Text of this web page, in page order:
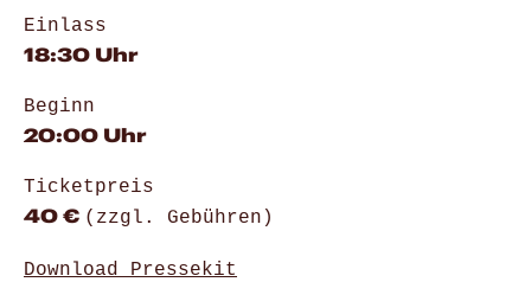
Einlass
18:30 Uhr
Beginn
20:00 Uhr
Ticketpreis
40 € (zzgl. Gebühren)
Download Pressekit